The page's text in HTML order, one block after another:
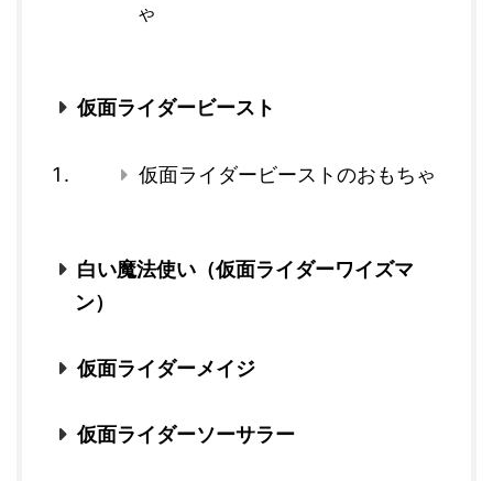
ゃ
仮面ライダービースト
仮面ライダービーストのおもちゃ
白い魔法使い（仮面ライダーワイズマ
ン）
仮面ライダーメイジ
仮面ライダーソーサラー